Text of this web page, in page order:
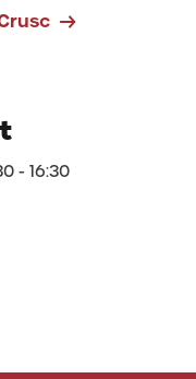
- 16:30